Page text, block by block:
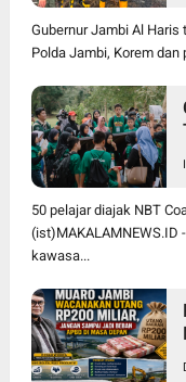
Gubernur Jambi Al
Polda Jambi, Korem
50 pelajar diajak NBT
(ist)MAKALAMNEWS.ID
kawasa...